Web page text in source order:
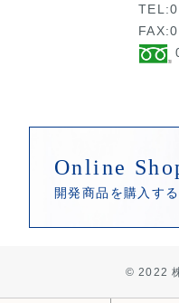
TEL:
Online
開発商品を購入する
© 2022